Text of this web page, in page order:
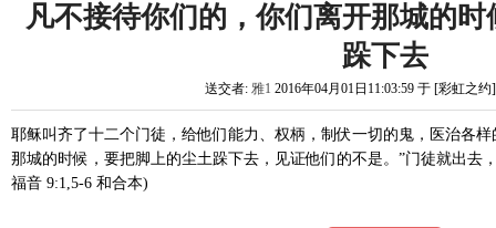
凡不接待你们的，你们离开那城的
跺下去
送交者: 雅1 2016年04月01日11:03:59 于 [彩虹之
耶稣叫齐了十二个门徒，给他们能力、权柄，制伏一切的鬼，医治各
那城的时候，要把脚上的尘土跺下去，见证他们的不是。”门徒就出去
福音 9:1,5-6 和合本)